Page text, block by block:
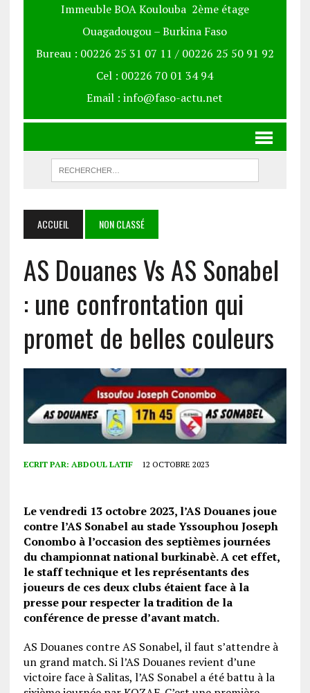
Immeuble BOA Koulouba 2ème étage
Ouagadougou – Burkina Faso
Bureau : 00226 25 31 07 11 / 00226 25 50 91 92
Cel : 00226 70 01 34 94
Email : info@faso-actu.net
ACCUEIL NON CLASSÉ
AS Douanes Vs AS Sonabel
: une confrontation qui
promet de belles couleurs
ECRIT PAR: ABDOUL LATIF 12 OCTOBRE 2023
Le vendredi 13 octobre 2023, l’AS Douanes joue
contre l’AS Sonabel au stade Yssouphou Joseph
Conombo à l’occasion des septièmes journées
du championnat national burkinabè. A cet effet,
le staff technique et les représentants des
joueurs de ces deux clubs étaient face à la
presse pour respecter la tradition de la
conférence de presse d’avant match.
AS Douanes contre AS Sonabel, il faut s’attendre à
un grand match. Si l’AS Douanes revient d’une
victoire face à Salitas, l’AS Sonabel a été battu à la